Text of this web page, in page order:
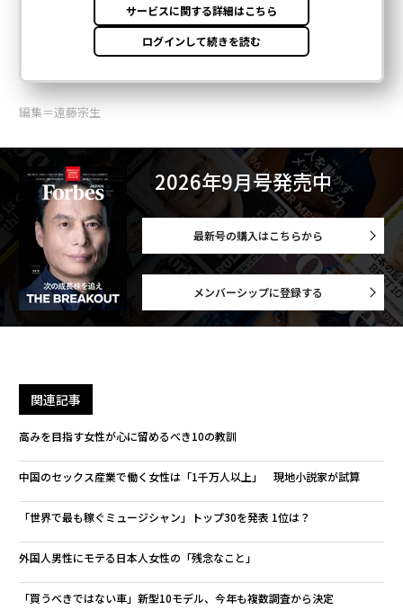
編集＝遠藤宗生
2026年9月号発売中
最新号の購入はこちらから
メンバーシップに登録する
関連記事
高みを目指す女性が心に留めるべき10の教訓
中国のセックス産業で働く女性は「1千万人以上」 現地小説家が試算
「世界で最も稼ぐミュージシャン」トップ30を発表 1位は？
外国人男性にモテる日本人女性の「残念なこと」
「買うべきではない車」新型10モデル、今年も複数調査から決定